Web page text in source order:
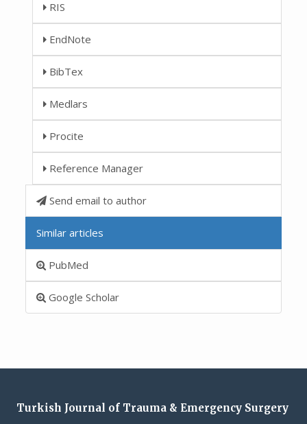
RIS
EndNote
BibTex
Medlars
Procite
Reference Manager
Send email to author
Similar articles
PubMed
Google Scholar
Turkish Journal of Trauma & Emergency Surgery